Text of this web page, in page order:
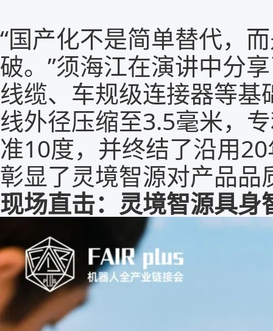
“国产化不是简单替代，
破。”须海江在演讲中分
线缆、车规级连接器等
线外径压缩至3.5毫米，
准10度，并终结了沿用
彰显了灵境智源对产品品
现场直击：灵境智源具身